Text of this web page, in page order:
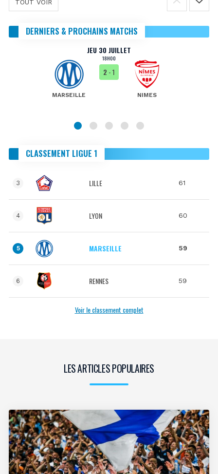
TOUT VOIR
DERNIERS & PROCHAINS MATCHS
JEU 30 JUILLET
18H00
MARSEILLE
2 - 1
NIMES
CLASSEMENT LIGUE 1
3 LILLE 61
4 LYON 60
5 MARSEILLE 59
6 RENNES 59
Voir le classement complet
LES ARTICLES POPULAIRES